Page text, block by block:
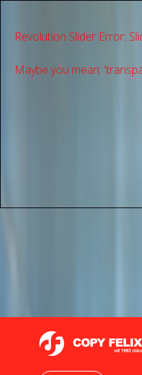
Revolution Slider Error:
Maybe you mean: